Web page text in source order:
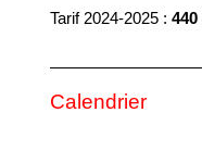
Tarif 2024-2025 : 440
Calendrier